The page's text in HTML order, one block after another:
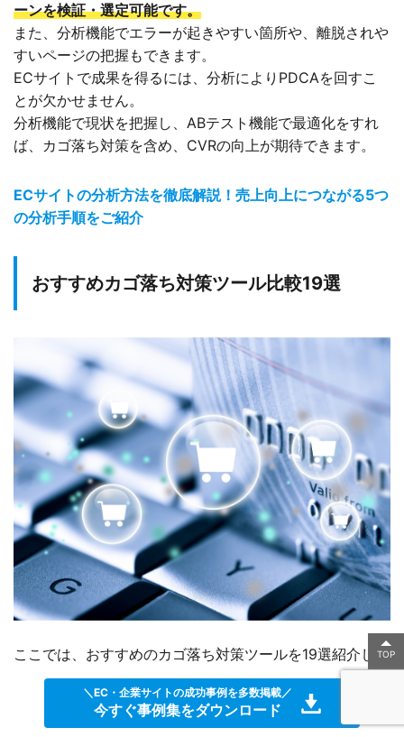
ーンを検証・選定可能です。
また、分析機能でエラーが起きやすい箇所や、離脱されや
すいページの把握もできます。
ECサイトで成果を得るには、分析によりPDCAを回すこ
とが欠かせません。
分析機能で現状を把握し、ABテスト機能で最適化をすれ
ば、カゴ落ち対策を含め、CVRの向上が期待できます。
ECサイトの分析方法を徹底解説！売上向上につながる5つ
の分析手順をご紹介
おすすめカゴ落ち対策ツール比較19選
ここでは、おすすめのカゴ落ち対策ツールを19選紹介しま
TOP
＼EC・企業サイトの成功事例を多数掲載／
今すぐ事例集をダウンロード